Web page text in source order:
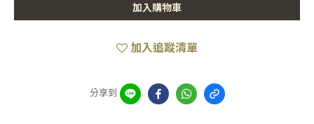
加入購物車
加入追蹤清單
分享到